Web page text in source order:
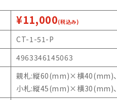
¥11,000(税込み)
CT-1-51-P
4963346145063
親札:縦60(mm)×横40(mm)、
小札:縦45(mm)×横30(mm)、